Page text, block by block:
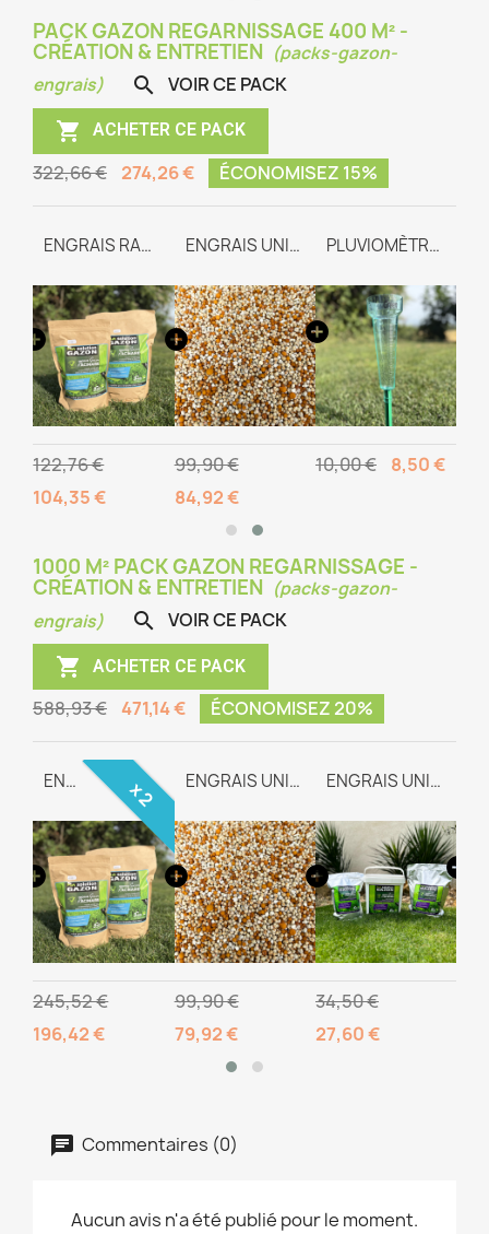
PACK GAZON REGARNISSAGE 400 M² -
CRÉATION & ENTRETIEN (packs-gazon-
engrais)
 VOIR CE PACK
 ACHETER CE PACK
322,66 € 274,26 € ÉCONOMISEZ 15%
ENGRAIS RACINAIRE
122,76 €
104,35 €
ENGRAIS UNIVERSEL TEAM-WAY
99,90 €
84,92 €
PLUVIOMÈTRE GRADUÉ
10,00 € 8,50 €
1000 M² PACK GAZON REGARNISSAGE -
CRÉATION & ENTRETIEN (packs-gazon-
engrais)
 VOIR CE PACK
 ACHETER CE PACK
588,93 € 471,14 € ÉCONOMISEZ 20%
x 2
ENGRAIS RACINAIRE
245,52 €
196,42 €
ENGRAIS UNIVERSEL TEAM-WAY
99,90 €
79,92 €
ENGRAIS UNIVERSEL TEAM-WAY
34,50 €
27,60 €
Commentaires (0)
Aucun avis n'a été publié pour le moment.